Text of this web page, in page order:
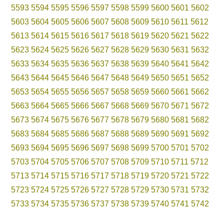
5593 5594 5595 5596 5597 5598 5599 5600 5601 5602
5603 5604 5605 5606 5607 5608 5609 5610 5611 5612
5613 5614 5615 5616 5617 5618 5619 5620 5621 5622
5623 5624 5625 5626 5627 5628 5629 5630 5631 5632
5633 5634 5635 5636 5637 5638 5639 5640 5641 5642
5643 5644 5645 5646 5647 5648 5649 5650 5651 5652
5653 5654 5655 5656 5657 5658 5659 5660 5661 5662
5663 5664 5665 5666 5667 5668 5669 5670 5671 5672
5673 5674 5675 5676 5677 5678 5679 5680 5681 5682
5683 5684 5685 5686 5687 5688 5689 5690 5691 5692
5693 5694 5695 5696 5697 5698 5699 5700 5701 5702
5703 5704 5705 5706 5707 5708 5709 5710 5711 5712
5713 5714 5715 5716 5717 5718 5719 5720 5721 5722
5723 5724 5725 5726 5727 5728 5729 5730 5731 5732
5733 5734 5735 5736 5737 5738 5739 5740 5741 5742